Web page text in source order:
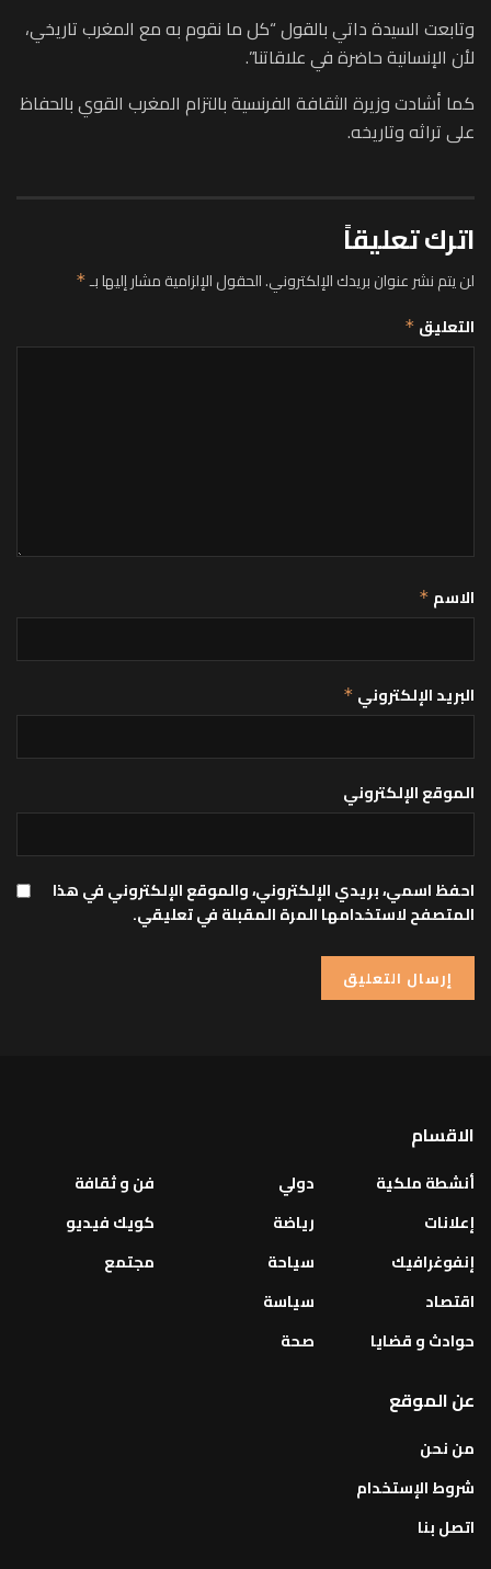
وتابعت السيدة داتي بالقول “كل ما نقوم به مع المغرب تاريخي،
لأن الإنسانية حاضرة في علاقاتنا”.
كما أشادت وزيرة الثقافة الفرنسية بالتزام المغرب القوي بالحفاظ
على تراثه وتاريخه.
اترك تعليقاً
لن يتم نشر عنوان بريدك الإلكتروني.الحقول الإلزامية مشار إليها بـ*
التعليق *
الاسم *
البريد الإلكتروني *
الموقع الإلكتروني
احفظ اسمي، بريدي الإلكتروني، والموقع الإلكتروني في هذا
المتصفح لاستخدامها المرة المقبلة في تعليقي.
الاقسام
أنشطة ملكية
إعلانات
إنفوغرافيك
اقتصاد
حوادث و قضايا
دولي
رياضة
سياحة
سياسة
صحة
فن و ثقافة
كويك فيديو
مجتمع
عن الموقع
من نحن
شروط الإستخدام
اتصل بنا